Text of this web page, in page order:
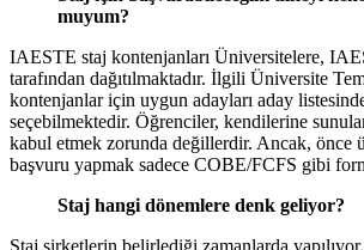
muyum?
IAESTE staj kontenjanları Üniversitelere,
tarafından dağıtılmaktadır. İlgili Üniversite
kontenjanlar için uygun adayları aday
seçebilmektedir. Öğrenciler, kendilerine
kabul etmek zorunda değillerdir. Ancak, önce
başvuru yapmak sadece COBE/FCFS gibi
Staj hangi dönemlere denk geliyor?
Staj şirketlerin belirlediği zamanlarda